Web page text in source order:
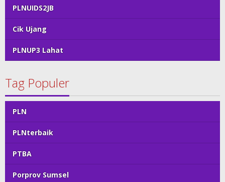
PLNUIDS2JB
Cik Ujang
PLNUP3 Lahat
Tag Populer
PLN
PLNterbaik
PTBA
Porprov Sumsel